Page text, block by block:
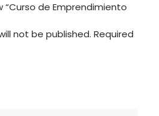
de Emprendimiento
not be published. Required